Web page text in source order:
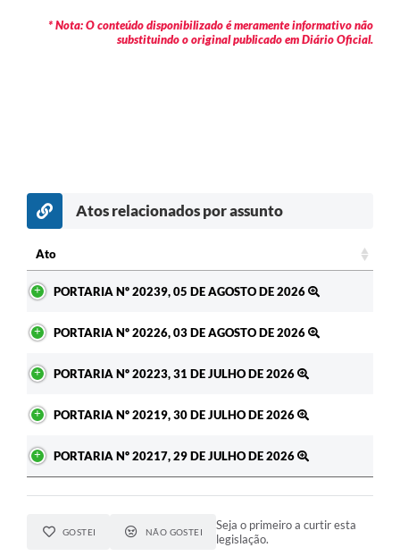
* Nota: O conteúdo disponibilizado é meramente informativo não
substituindo o original publicado em Diário Oficial.
Atos relacionados por assunto
Ato
PORTARIA Nº 20239, 05 DE AGOSTO DE 2026
PORTARIA Nº 20226, 03 DE AGOSTO DE 2026
PORTARIA Nº 20223, 31 DE JULHO DE 2026
PORTARIA Nº 20219, 30 DE JULHO DE 2026
PORTARIA Nº 20217, 29 DE JULHO DE 2026
GOSTEI NÃO GOSTEI
Seja o primeiro a curtir esta
legislação.